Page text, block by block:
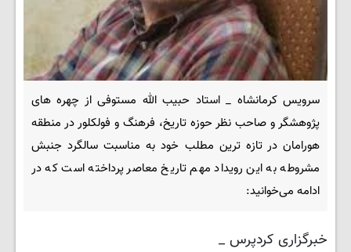
سرویس کرمانشاه _ استاد حبیب الله مستوفی از چهره های
پژوهشگر و صاحب نظر حوزه تاریخ، فرهنگ و فولکلور در منطقه
هورامان در تازه ترین مطلب خود به مناسبت سالگرد جنبش
مشروطه به این رویداد مهم تاریخ معاصر پرداخته است که در
ادامه می‌خوانید:
خبرگزاری کردپرس _